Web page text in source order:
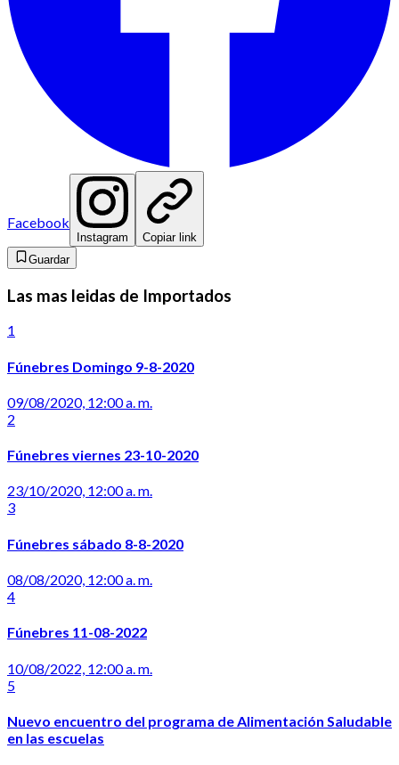
Facebook
Instagram
Copiar link
Guardar
Las mas leidas de Importados
1
Fúnebres Domingo 9-8-2020
09/08/2020, 12:00 a. m.
2
Fúnebres viernes 23-10-2020
23/10/2020, 12:00 a. m.
3
Fúnebres sábado 8-8-2020
08/08/2020, 12:00 a. m.
4
Fúnebres 11-08-2022
10/08/2022, 12:00 a. m.
5
Nuevo encuentro del programa de Alimentación Saludable
en las escuelas